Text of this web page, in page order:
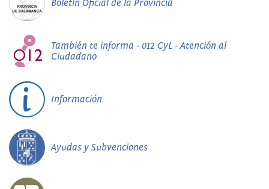
Boletín Oficial de la Provincia
También te informa - 012 CyL - Atención al
Ciudadano
Información
Ayudas y Subvenciones